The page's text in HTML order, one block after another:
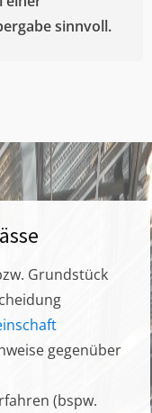
sinnvoll.
Grundstück
gegenüber
(bspw.